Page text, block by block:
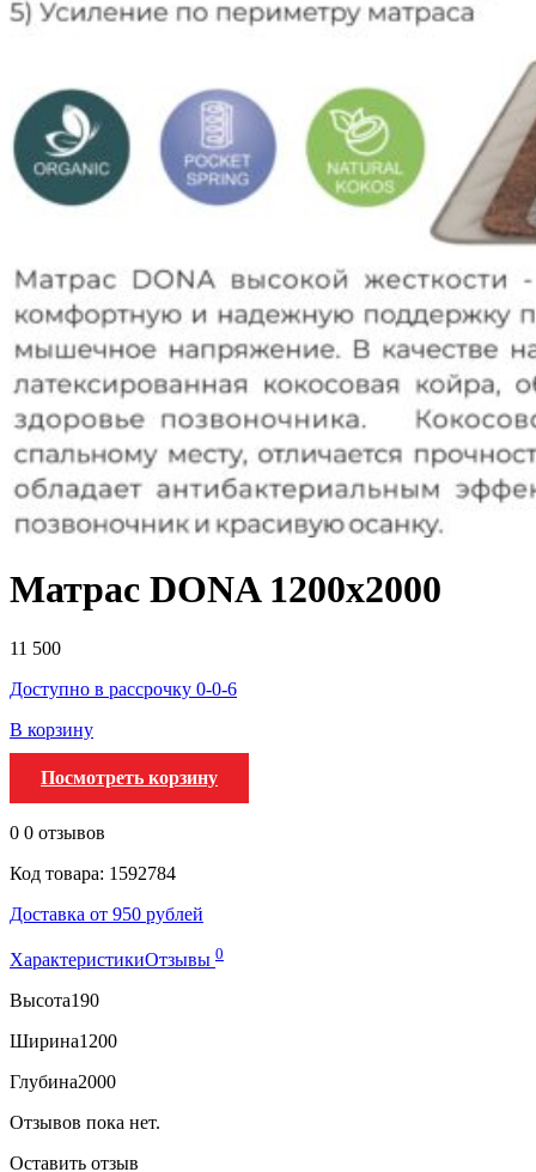
Матрас DONA 1200х2000
11 500
Доступно в рассрочку 0-0-6
В корзину
Посмотреть корзину
0 0 отзывов
Код товара: 1592784
Доставка от 950 рублей
ХарактеристикиОтзывы 0
Высота190
Ширина1200
Глубина2000
Отзывов пока нет.
Оставить отзыв